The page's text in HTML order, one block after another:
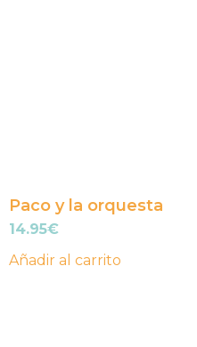
Paco y la orquesta
14.95€
Añadir al carrito